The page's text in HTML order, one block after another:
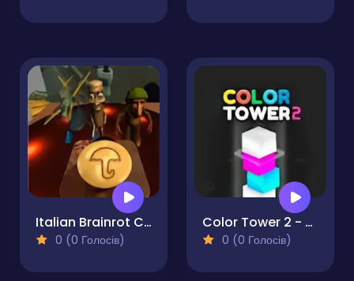
Italian Brainrot Craving Dalgona
0 (0 Голосів)
Color Tower 2 - Drop The Boxes 3D
0 (0 Голосів)